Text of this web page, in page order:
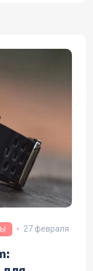
27 февраля